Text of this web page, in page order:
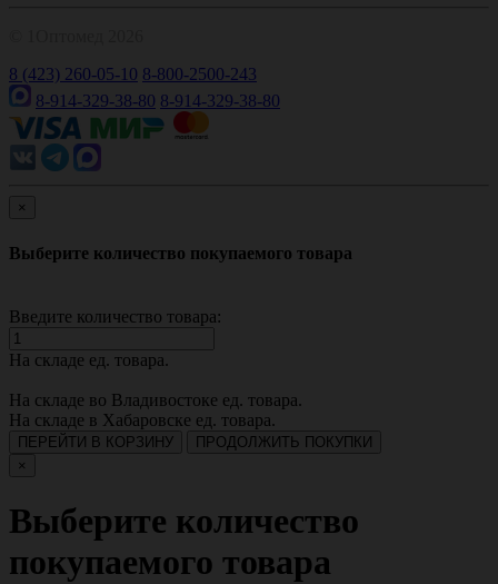
8 (423) 260-05-10 8-800-2500-243
8-914-329-38-80 8-914-329-38-80
×
Выберите количество покупаемого товара
Введите количество товара:
На складе ед. товара.
На складе во Владивостоке ед. товара.
На складе в Хабаровске ед. товара.
ПЕРЕЙТИ В КОРЗИНУ
ПРОДОЛЖИТЬ ПОКУПКИ
×
Выберите количество
покупаемого товара